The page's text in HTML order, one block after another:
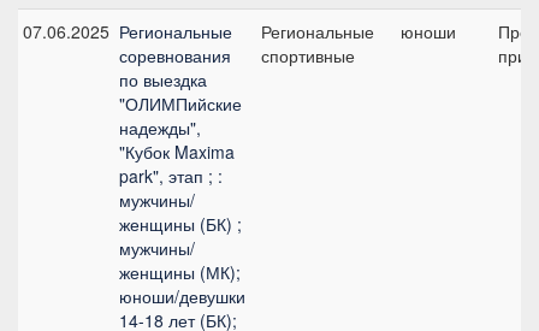
07.06.2025 Региональные
соревнования
по выездка
"ОЛИМПийские
надежды",
"Кубок Maxima
park", этап ; :
мужчины/
женщины (БК) ;
мужчины/
женщины (МК);
юноши/девушки
14-18 лет (БК);
Региональные
спортивные
юноши